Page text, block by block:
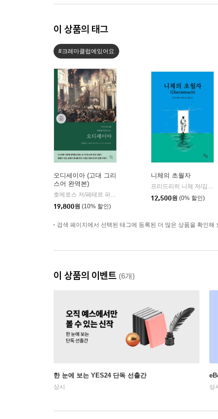
이 상품의 태그
#크레마클럽에있어요
오디세이아 (고대 그리
스어 완역본)
| 현대지성
19,800원 (10% 할인)
니체의 초월자
12,500원 (0% 할인)
검색 페이지에서 선택된 태그에 등록된 더 많은 상품을 확인해
이 상품의 이벤트 (6개)
한 눈에 보는 YES24 단독 선출간
상시 상